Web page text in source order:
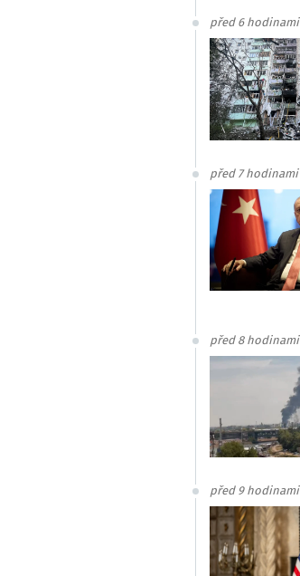
před 6 hodinami
před 7 hodinami
před 8 hodinami
před 9 hodinami